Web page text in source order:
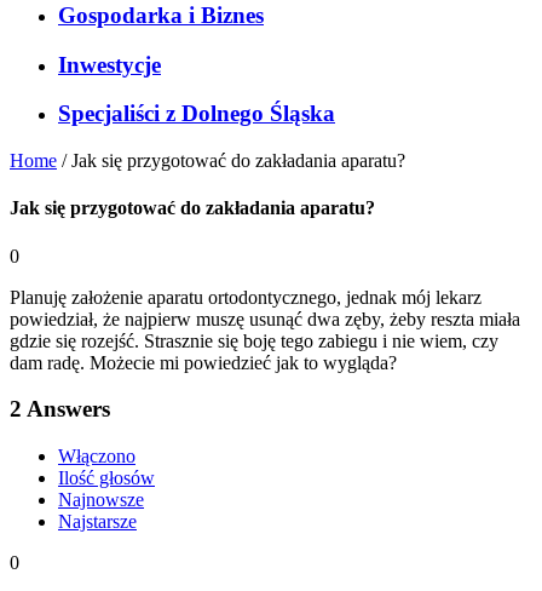
Gospodarka i Biznes
Inwestycje
Specjaliści z Dolnego Śląska
Home /Jak się przygotować do zakładania aparatu?
Jak się przygotować do zakładania aparatu?
0
Planuję założenie aparatu ortodontycznego, jednak mój lekarz
powiedział, że najpierw muszę usunąć dwa zęby, żeby reszta miała
gdzie się rozejść. Strasznie się boję tego zabiegu i nie wiem, czy
dam radę. Możecie mi powiedzieć jak to wygląda?
2 Answers
Włączono
Ilość głosów
Najnowsze
Najstarsze
0